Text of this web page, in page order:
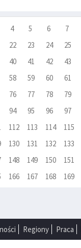
4 5 6 7
22 23 24 25
40 41 42 43
58 59 60 61
76 77 78 79
94 95 96 97
112 113 114 115
130 131 132 133
148 149 150 151
166 167 168 169
Regiony Praca